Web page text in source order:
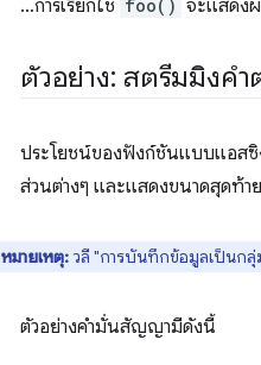
…การเรียกใช้ foo() จะแสดง
ตัวอย่าง: สตรีมมิงค
ประโยชน์ของฟังก์ชันแบบแอส
ส่วนต่างๆ และแสดงขนาดสุดท้าย
หมายเหตุ: วลี "การบันทึกข้อมูลเป็นกลุ่
ตัวอย่างคำมั่นสัญญามีดังนี้